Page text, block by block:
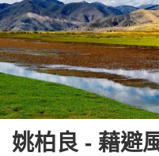
姚柏良 - 藉避